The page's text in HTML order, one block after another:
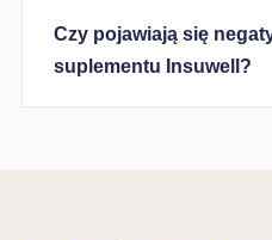
Czy pojawiają się
suplementu Insuwell?